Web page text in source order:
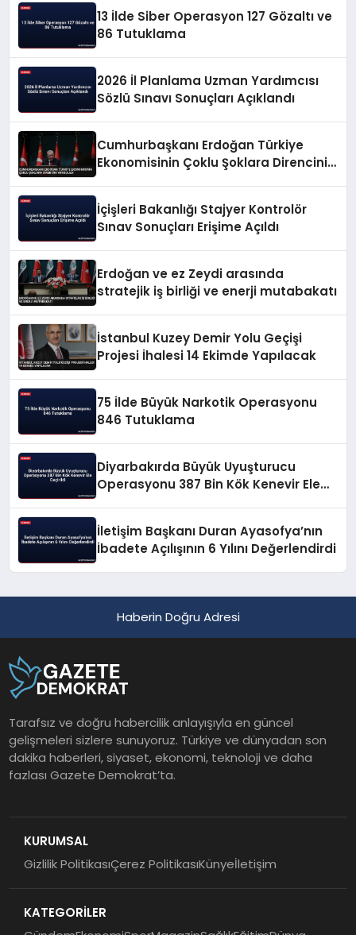
13 İlde Siber Operasyon 127 Gözaltı ve
86 Tutuklama
2026 İl Planlama Uzman Yardımcısı
Sözlü Sınavı Sonuçları Açıklandı
Cumhurbaşkanı Erdoğan Türkiye
Ekonomisinin Çoklu Şoklara Direncini
İçişleri Bakanlığı Stajyer Kontrolör
Sınav Sonuçları Erişime Açıldı
Erdoğan ve ez Zeydi arasında
stratejik iş birliği ve enerji mutabakatı
İstanbul Kuzey Demir Yolu Geçişi
Projesi İhalesi 14 Ekimde Yapılacak
75 İlde Büyük Narkotik Operasyonu
846 Tutuklama
Diyarbakırda Büyük Uyuşturucu
Operasyonu 387 Bin Kök Kenevir Ele
İletişim Başkanı Duran Ayasofya’nın
İbadete Açılışının 6 Yılını Değerlendirdi
Haberin Doğru Adresi
Tarafsız ve doğru habercilik anlayışıyla en güncel
gelişmeleri sizlere sunuyoruz. Türkiye ve dünyadan son
dakika haberleri, siyaset, ekonomi, teknoloji ve daha
fazlası Gazete Demokrat’ta.
KURUMSAL
Gizlilik PolitikasıÇerez PolitikasıKünyeİletişim
KATEGORİLER